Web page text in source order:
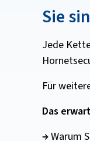
Sie
Jede
Für
Das
→Warum